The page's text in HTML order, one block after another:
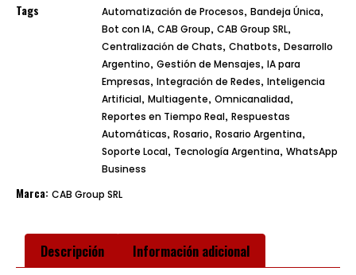
Tags Automatización de Procesos, Bandeja Única,
Bot con IA, CAB Group, CAB Group SRL,
Centralización de Chats, Chatbots, Desarrollo
Argentino, Gestión de Mensajes, IA para
Empresas, Integración de Redes, Inteligencia
Artificial, Multiagente, Omnicanalidad,
Reportes en Tiempo Real, Respuestas
Automáticas, Rosario, Rosario Argentina,
Soporte Local, Tecnología Argentina, WhatsApp
Business
Marca: CAB Group SRL
Descripción Información adicional